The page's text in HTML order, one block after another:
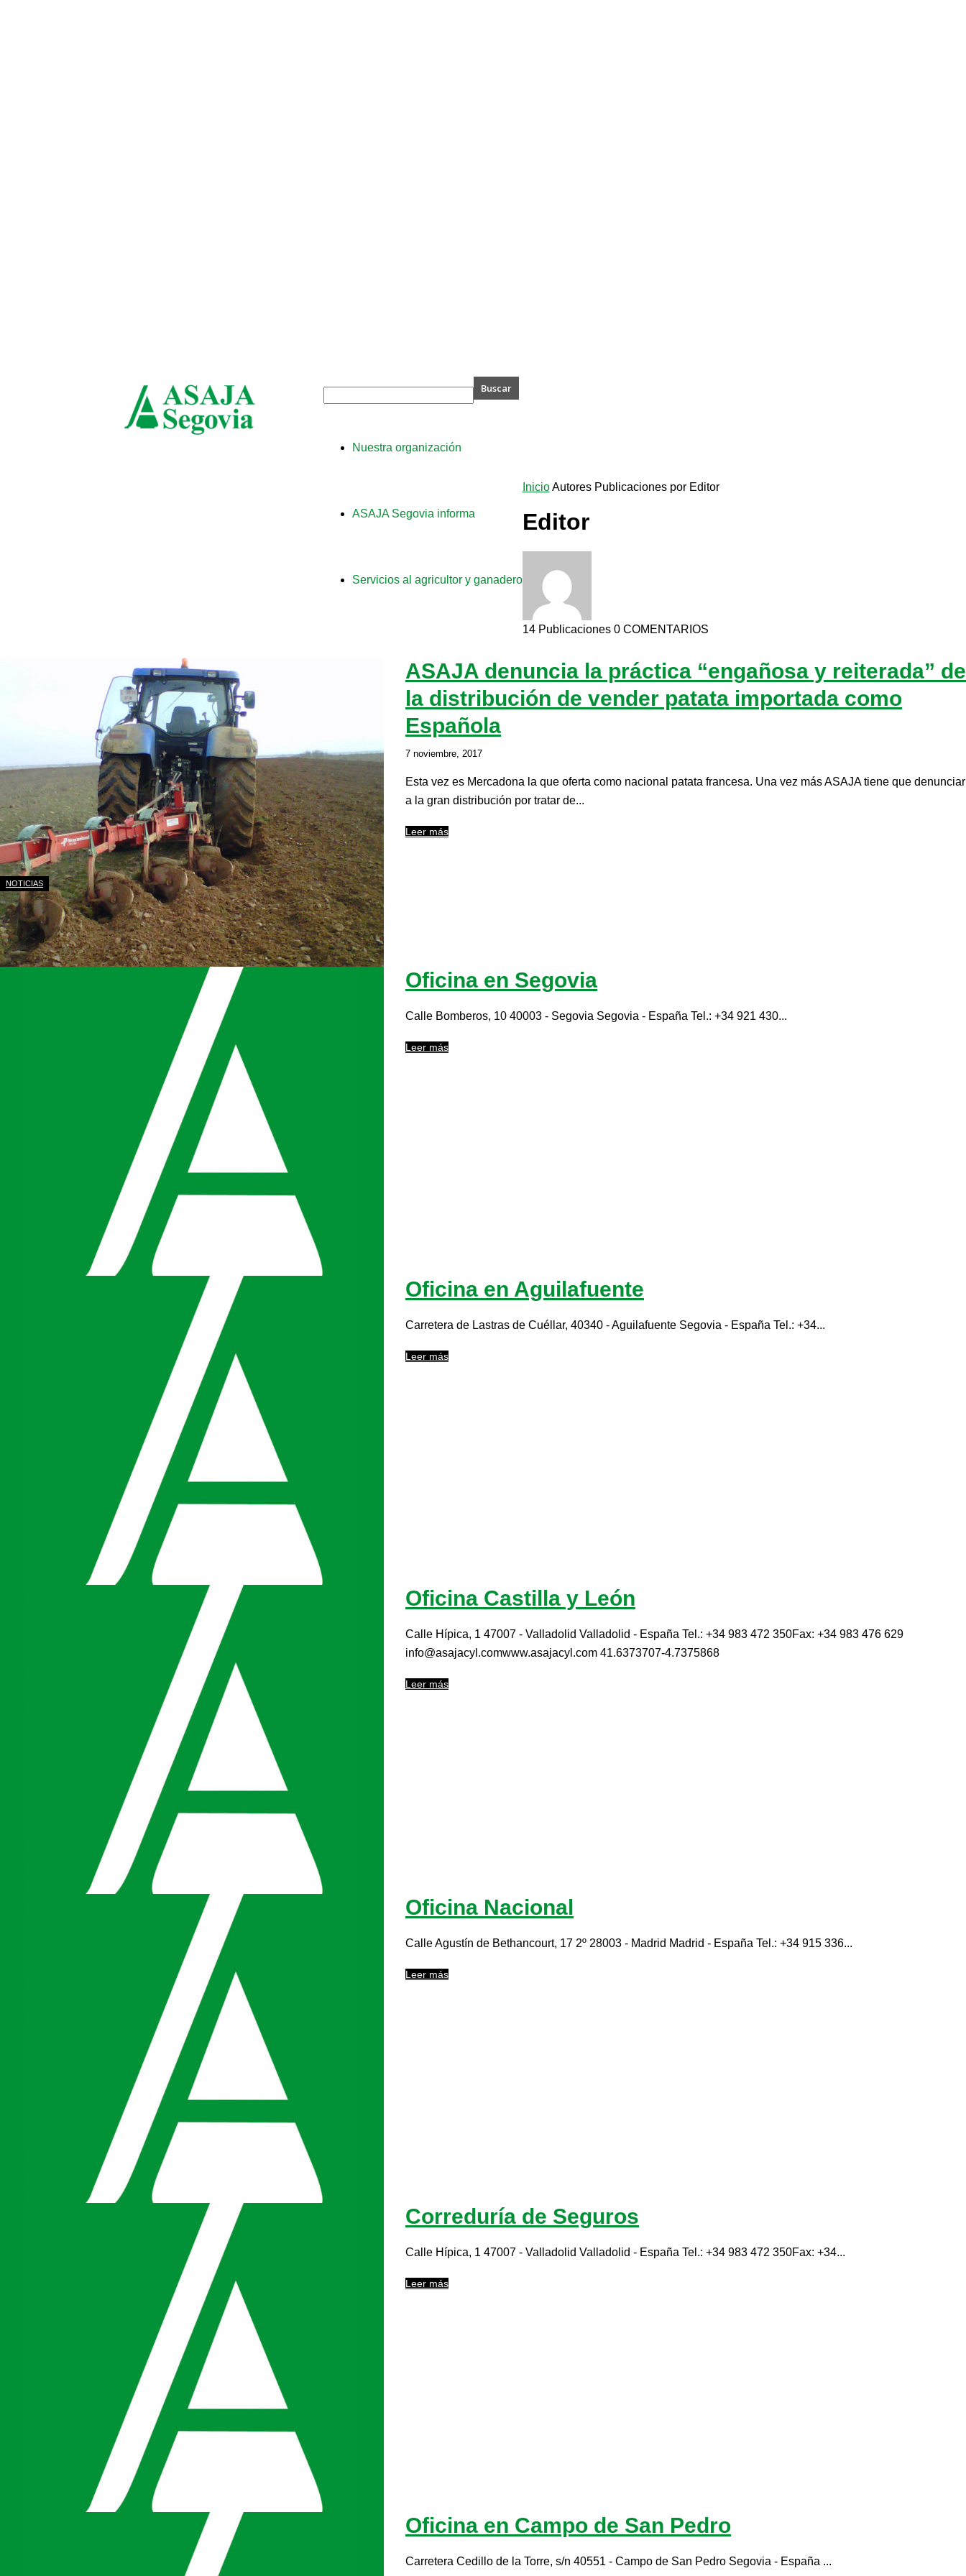
Nuestra organización
ASAJA Segovia informa
Servicios al agricultor y ganadero
Inicio Autores Publicaciones por Editor
Editor
14 Publicaciones 0 COMENTARIOS
NOTICIAS
ASAJA denuncia la práctica “engañosa y reiterada” de
la distribución de vender patata importada como
Española
7 noviembre, 2017
Esta vez es Mercadona la que oferta como nacional patata francesa. Una vez más ASAJA tiene que denunciar
a la gran distribución por tratar de...
Leer más
Oficina en Segovia
Calle Bomberos, 10 40003 - Segovia Segovia - España Tel.: +34 921 430...
Leer más
Oficina en Aguilafuente
Carretera de Lastras de Cuéllar, 40340 - Aguilafuente Segovia - España Tel.: +34...
Leer más
Oficina Castilla y León
Calle Hípica, 1 47007 - Valladolid Valladolid - España Tel.: +34 983 472 350Fax: +34 983 476 629
info@asajacyl.comwww.asajacyl.com 41.6373707-4.7375868
Leer más
Oficina Nacional
Calle Agustín de Bethancourt, 17 2º 28003 - Madrid Madrid - España Tel.: +34 915 336...
Leer más
Correduría de Seguros
Calle Hípica, 1 47007 - Valladolid Valladolid - España Tel.: +34 983 472 350Fax: +34...
Leer más
Oficina en Campo de San Pedro
Carretera Cedillo de la Torre, s/n 40551 - Campo de San Pedro Segovia - España ...